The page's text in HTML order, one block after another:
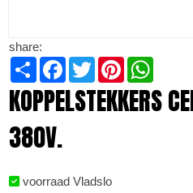
share:
Share Facebook
TwitterPinterest
KOPPELSTEKKERS
380V.
voorraad Vladslo